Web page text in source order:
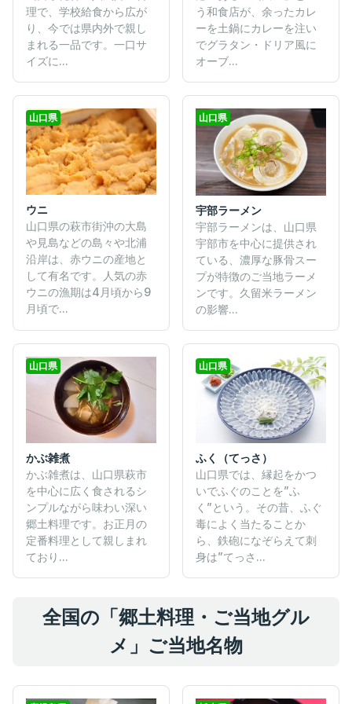
理で、学校給食から広が
り、今では県内外で親し
まれる一品です。一口サ
イズに...
う和食店が、余ったカレ
ーを土鍋にカレーを注い
でグラタン・ドリア風に
オーブ...
山口県
ウニ
山口県の萩市街沖の大島
や見島などの島々や北浦
沿岸は、赤ウニの産地と
して有名です。人気の赤
ウニの漁期は4月頃から9
月頃で...
山口県
宇部ラーメン
宇部ラーメンは、山口県
宇部市を中心に提供され
ている、濃厚な豚骨スー
プが特徴のご当地ラーメ
ンです。久留米ラーメン
の影響...
山口県
かぶ雑煮
かぶ雑煮は、山口県萩市
を中心に広く食されるシ
ンプルながら味わい深い
郷土料理です。お正月の
定番料理として親しまれ
ており...
山口県
ふく（てっさ）
山口県では、縁起をかつ
いでふぐのことを”ふ
く”という。その昔、ふぐ
毒によく当たることか
ら、鉄砲になぞらえて刺
身は”てっさ...
全国の「郷土料理・ご当地グル
メ」ご当地名物